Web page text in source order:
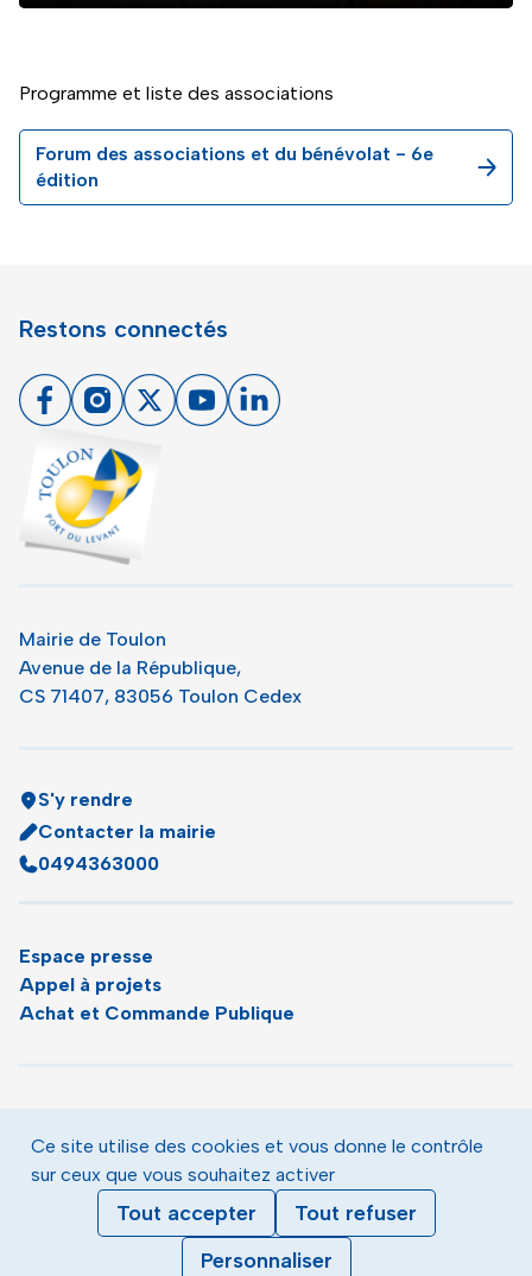
Programme et liste des associations
Forum des associations et du bénévolat - 6e
édition
Restons connectés
FacebookInstagram
X YoutubeLinkedin
Mairie de Toulon
Avenue de la République,
CS 71407, 83056 Toulon Cedex
S'y rendre
Contacter la mairie
0494363000
Espace presse
Appel à projets
Achat et Commande Publique
Agenda
Le magazine municipal de Toulon
Mentions légales
Données personnelles
Gestion des cookies
Accessibilité : partiellement conforme
Ce site utilise des cookies et vous donne le contrôle
sur ceux que vous souhaitez activer
Tout accepter
Tout refuser
Personnaliser